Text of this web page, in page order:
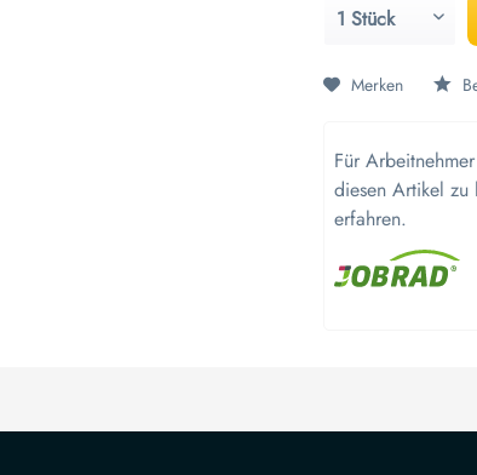
Merken
Für
diesen Artikel zu
erfahren.